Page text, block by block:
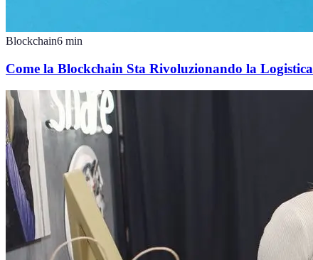
Blockchain6 min
Come la Blockchain Sta Rivoluzionando la Logistica